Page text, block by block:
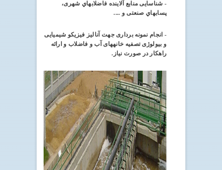
- شناسایی منابع آلاینده فاضلابهاي شهری،
پسابهاي صنعتی و ....
- انجام نمونه برداری جهت آنالیز فیزیکو شیمیايی
و بیولوژی تصفیه خانه­های آب و فاضلاب و ارائه
راهکار در صورت نیاز.